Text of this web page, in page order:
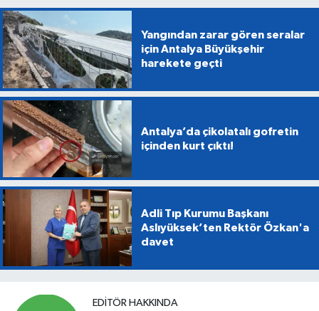
Yangından zarar gören seralar
için Antalya Büyükşehir
harekete geçti
Antalya’da çikolatalı gofretin
içinden kurt çıktı!
Adli Tıp Kurumu Başkanı
Aslıyüksek’ten Rektör Özkan'a
davet
EDITÖR HAKKINDA